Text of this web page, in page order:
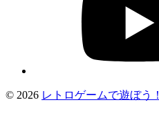
© 2026 レトロゲームで遊ぼう！